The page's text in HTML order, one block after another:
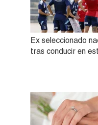
Ex seleccionado
tras conducir en